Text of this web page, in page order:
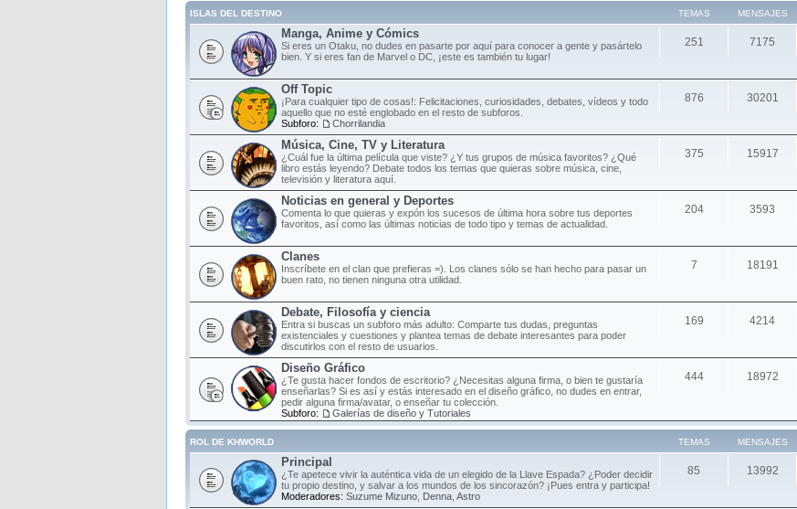
ISLAS DEL DESTINO TEMAS MENSAJES
Manga, Anime y Cómics
Si eres un Otaku, no dudes en pasarte por aquí para conocer a gente y pasártelo
bien. Y si eres fan de Marvel o DC, ¡este es también tu lugar!
251 7175
Off Topic
¡Para cualquier tipo de cosas!: Felicitaciones, curiosidades, debates, vídeos y todo
aquello que no esté englobado en el resto de subforos.
Subforo:
Chorrilandia
876 30201
Música, Cine, TV y Literatura
¿Cuál fue la última película que viste? ¿Y tus grupos de música favoritos? ¿Qué
libro estás leyendo? Debate todos los temas que quieras sobre música, cine,
televisión y literatura aquí.
375 15917
Noticias en general y Deportes
Comenta lo que quieras y expón los sucesos de última hora sobre tus deportes
favoritos, así como las últimas noticias de todo tipo y temas de actualidad.
204 3593
Clanes
Inscríbete en el clan que prefieras =). Los clanes sólo se han hecho para pasar un
buen rato, no tienen ninguna otra utilidad.
7 18191
Debate, Filosofía y ciencia
Entra si buscas un subforo más adulto: Comparte tus dudas, preguntas
existenciales y cuestiones y plantea temas de debate interesantes para poder
discutirlos con el resto de usuarios.
169 4214
Diseño Gráfico
¿Te gusta hacer fondos de escritorio? ¿Necesitas alguna firma, o bien te gustaría
enseñarlas? Si es así y estás interesado en el diseño gráfico, no dudes en entrar,
pedir alguna firma/avatar, o enseñar tu colección.
Subforo:
Galerías de diseño y Tutoriales
444 18972
ROL DE KHWORLD TEMAS MENSAJES
Principal
¿Te apetece vivir la auténtica vida de un elegido de la Llave Espada? ¿Poder decidir
tu propio destino, y salvar a los mundos de los sincorazón? ¡Pues entra y participa!
Moderadores: Suzume Mizuno Denna Astro
85 13992